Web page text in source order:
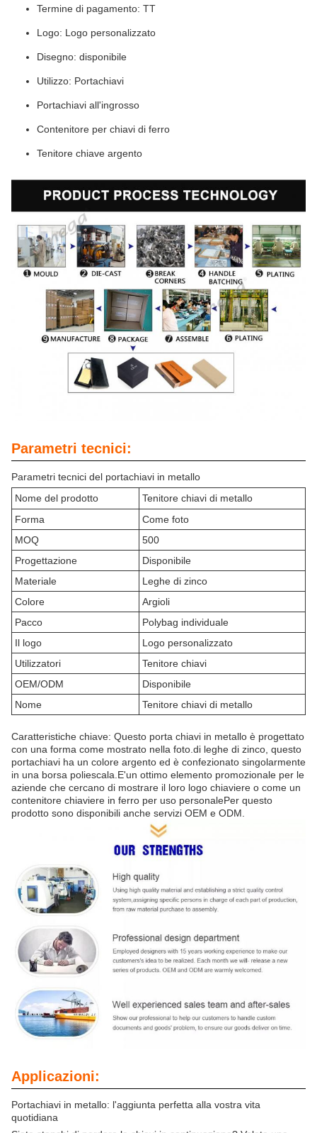
Termine di pagamento: TT
Logo: Logo personalizzato
Disegno: disponibile
Utilizzo: Portachiavi
Portachiavi all'ingrosso
Contenitore per chiavi di ferro
Tenitore chiave argento
Parametri tecnici:
Parametri tecnici del portachiavi in metallo
Nome del prodotto
Tenitore chiavi di metallo
Forma
Come foto
MOQ
500
Progettazione
Disponibile
Materiale
Leghe di zinco
Colore
Argioli
Pacco
Polybag individuale
Il logo
Logo personalizzato
Utilizzatori
Tenitore chiavi
OEM/ODM
Disponibile
Nome
Tenitore chiavi di metallo
Caratteristiche chiave: Questo porta chiavi in metallo è progettato
con una forma come mostrato nella foto.di leghe di zinco, questo
portachiavi ha un colore argento ed è confezionato singolarmente
in una borsa poliescala.E'un ottimo elemento promozionale per le
aziende che cercano di mostrare il loro logo chiaviere o come un
contenitore chiaviere in ferro per uso personalePer questo
prodotto sono disponibili anche servizi OEM e ODM.
Applicazioni:
Portachiavi in metallo: l'aggiunta perfetta alla vostra vita
quotidiana